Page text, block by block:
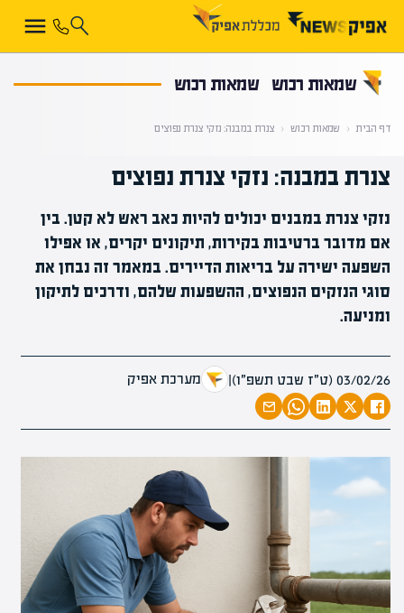
שמאות רכוש שמאות רכוש
דף הבית ‹ שמאות רכוש ‹ צנרת במבנה: נזקי צנרת נפוצים
צנרת במבנה: נזקי צנרת נפוצים
נזקי צנרת במבנים יכולים להיות כאב ראש לא קטן. בין
אם מדובר ברטיבות בקירות, תיקונים יקרים, או אפילו
השפעה ישירה על בריאות הדיירים. במאמר זה נבחן את
סוגי הנזקים הנפוצים, ההשפעות שלהם, ודרכים לתיקון
ומניעה.
03/02/26 (ט״ז שבט תשפ״ו) | מערכת אפיק